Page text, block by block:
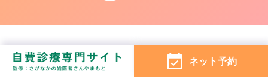
© さがなかの歯医者さん やまもと 2021-
ネット予約